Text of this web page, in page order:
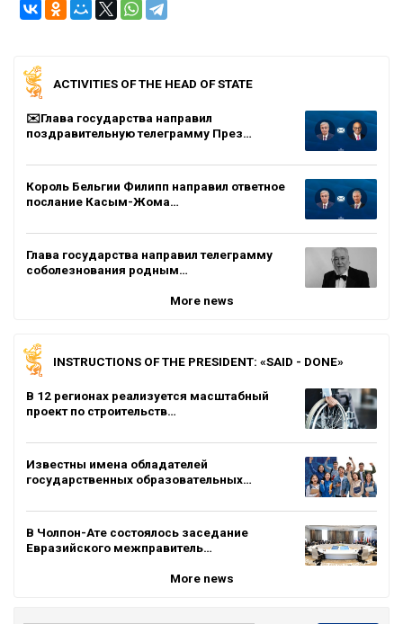
ACTIVITIES OF THE HEAD OF STATE
✉️Глава государства направил
поздравительную телеграмму През…
Король Бельгии Филипп направил ответное
послание Касым-Жома…
Глава государства направил телеграмму
соболезнования родным…
More news
INSTRUCTIONS OF THE PRESIDENT: «SAID - DONE»
В 12 регионах реализуется масштабный
проект по строительств…
Известны имена обладателей
государственных образовательных…
В Чолпон-Ате состоялось заседание
Евразийского межправитель…
More news